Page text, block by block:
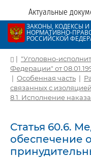
Актуальные
ЗАКОНЫ, КОДЕКСЫ И
НОРМАТИВНО-
РОССИЙСКОЙ
| "Уголовно-
Федерации" от
| Особенная часть |
связанных с
8.1. Исполнение
Статья 60.6.
обеспечение